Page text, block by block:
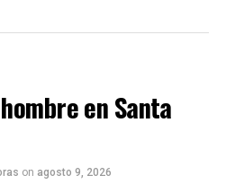
en Santa
on agosto 9, 2026